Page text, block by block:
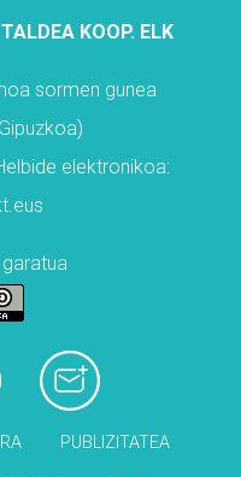
KOOP. ELK
sormen gunea
elektronikoa:
PUBLIZITATEA